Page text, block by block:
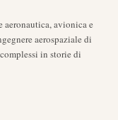
aeronautica, avionica e
aerospaziale di
in storie di